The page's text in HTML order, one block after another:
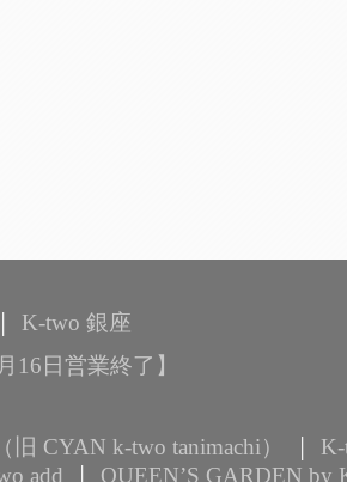
K-two 銀座
16日営業終了】
旧 CYAN k-two tanimachi）
add
QUEEN’S GARDEN by